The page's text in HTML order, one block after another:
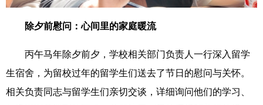
除夕前慰问：心间里的家庭暖流
丙午马年除夕前夕，学校相关部门负责人一行深入留学
生宿舍，为留校过年的留学生们送去了节日的慰问与关怀。
相关负责同志与留学生们亲切交谈，详细询问他们的学习、